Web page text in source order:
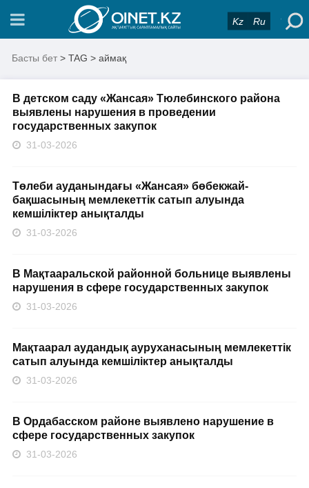
Kz Ru
Басты бет > TAG > аймақ
В детском саду «Жансая» Тюлебинского района
выявлены нарушения в проведении
государственных закупок
31-03-2026
Төлеби ауданындағы «Жансая» бөбекжай-
бақшасының мемлекеттік сатып алуында
кемшіліктер анықталды
31-03-2026
В Мақтааральской районной больнице выявлены
нарушения в сфере государственных закупок
31-03-2026
Мақтаарал аудандық ауруханасының мемлекеттік
сатып алуында кемшіліктер анықталды
31-03-2026
В Ордабасском районе выявлено нарушение в
сфере государственных закупок
31-03-2026